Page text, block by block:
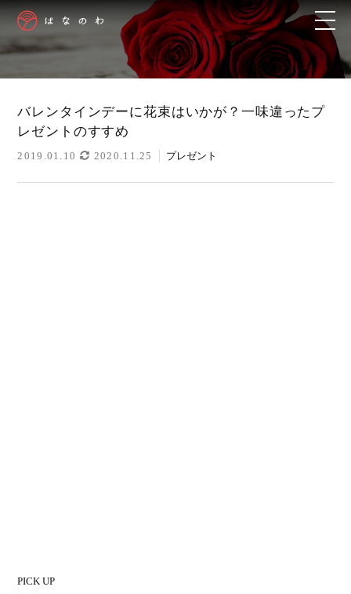
バレンタインデーに花束はいかが？一味違ったプ
レゼントのすすめ
2019.01.10 2020.11.25 プレゼント
PICK UP